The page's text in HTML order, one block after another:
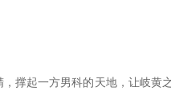
，撑起一方男科的天地，让岐黄